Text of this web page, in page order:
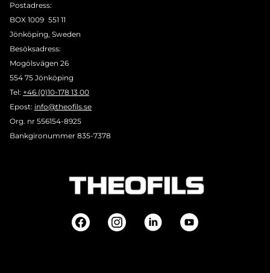
Postadress:
BOX 1009 551 11
Jönköping, Sweden
Besöksadress:
Mogölsvägen 26
554 75 Jönköping
Tel: +46 (0)10-178 13 00
Epost: info@theofils.se
Org. nr 556154-8925
Bankgironummer 835-7378